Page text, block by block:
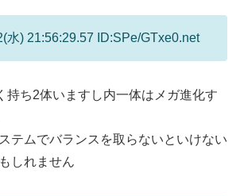
水) 21:56:29.57 ID:SPe/GTxe0.net
持ち2体いますし内一体はメガ進化す
テムでバランスを取らないといけない
しれません